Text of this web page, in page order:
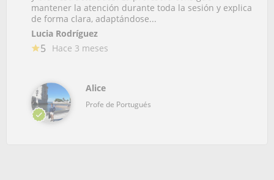
mantener la atención durante toda la sesión y explica
de forma clara, adaptándose...
Lucia Rodríguez
5 Hace 3 meses
Alice
Profe de Portugués